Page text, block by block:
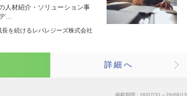
人材紹介・ソリューション事
…
を続けるレバレジーズ株式会社
詳細へ
掲載期間 26/07/31～26/08/13